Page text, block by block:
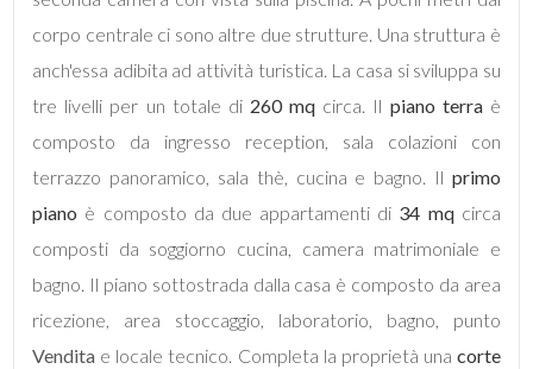
corpo centrale ci sono altre due strutture. Una struttura è
anch'essa adibita ad attività turistica. La casa si sviluppa su
tre livelli per un totale di 260 mq circa. Il piano terraè
composto da ingresso reception, sala colazioni con
terrazzo panoramico, sala thè, cucina e bagno. Il primo
piano è composto da due appartamenti di 34 mqcirca
composti da soggiorno cucina, camera matrimoniale e
bagno. Il piano sottostrada dalla casa è composto da area
ricezione, area stoccaggio, laboratorio, bagno, punto
Vendita e locale tecnico. Completa la proprietà una corte
4
5
5+
Bagni
minimi
Qualsiasi